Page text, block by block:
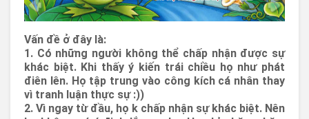
Vấn đề ở đây là:
1. Có những người không thể chấp nhận được sự
khác biệt. Khi thấy ý kiến trái chiều họ như phát
điên lên. Họ tập trung vào công kích cá nhân thay
vì tranh luận thực sự :))
2. Vì ngay từ đầu, họ k chấp nhận sự khác biệt. Nên